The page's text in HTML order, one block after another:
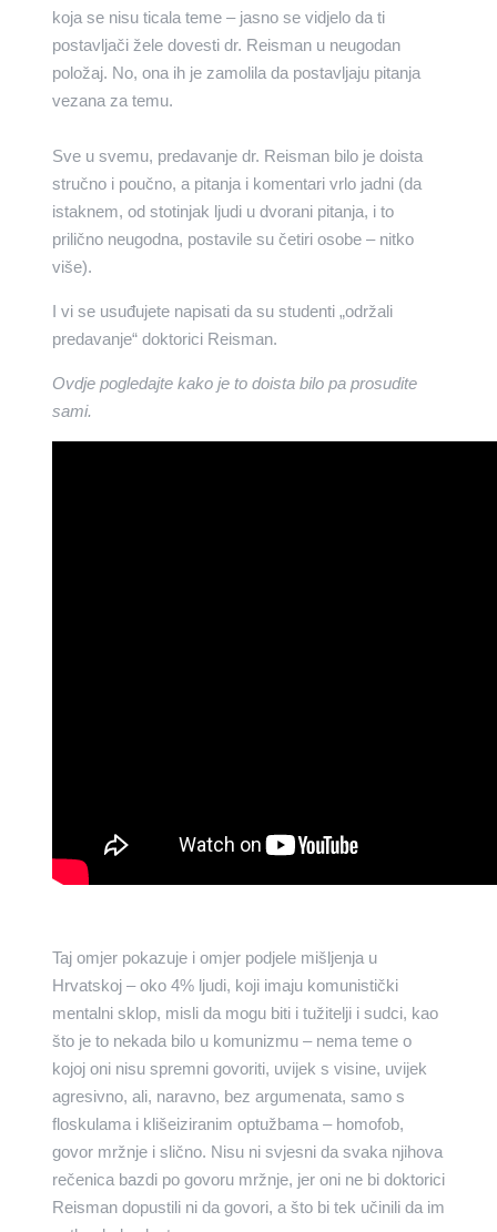
koja se nisu ticala teme – jasno se vidjelo da ti
postavljači žele dovesti dr. Reisman u neugodan
položaj. No, ona ih je zamolila da postavljaju pitanja
vezana za temu.
Sve u svemu, predavanje dr. Reisman bilo je doista
stručno i poučno, a pitanja i komentari vrlo jadni (da
istaknem, od stotinjak ljudi u dvorani pitanja, i to
prilično neugodna, postavile su četiri osobe – nitko
više).
I vi se usuđujete napisati da su studenti „održali
predavanje“ doktorici Reisman.
Ovdje pogledajte kako je to doista bilo pa prosudite
sami.
Taj omjer pokazuje i omjer podjele mišljenja u
Hrvatskoj – oko 4% ljudi, koji imaju komunistički
mentalni sklop, misli da mogu biti i tužitelji i sudci, kao
što je to nekada bilo u komunizmu – nema teme o
kojoj oni nisu spremni govoriti, uvijek s visine, uvijek
agresivno, ali, naravno, bez argumenata, samo s
floskulama i klišeiziranim optužbama – homofob,
govor mržnje i slično. Nisu ni svjesni da svaka njihova
rečenica bazdi po govoru mržnje, jer oni ne bi doktorici
Reisman dopustili ni da govori, a što bi tek učinili da im